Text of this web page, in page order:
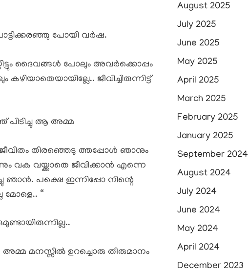
പോയി വർഷ.
ദൈവങ്ങൾ പോലും അവർക്കൊപ്പം
ജീവിച്ചിരുന്നിട്ട്
പിടിച്ചു ആ അമ്മ
ജീവിതം തിരഞ്ഞെടു ത്തപ്പോൾ ഞാനും
വക വയ്ക്കാതെ ജീവിക്കാൻ എന്നെ
ഞാൻ. പക്ഷെ ഇന്നിപ്പോ നിന്റെ
മോളെ.. “
മനസ്സിൽ ഉറച്ചൊരു തീരുമാനം
August 2025
July 2025
June 2025
May 2025
April 2025
March 2025
February 2025
January 2025
September 2024
August 2024
July 2024
June 2024
May 2024
April 2024
December 2023